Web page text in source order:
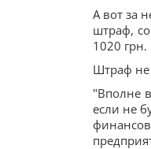
А вот за
штраф,
1020 грн.
Штраф не
"Вполне
если не